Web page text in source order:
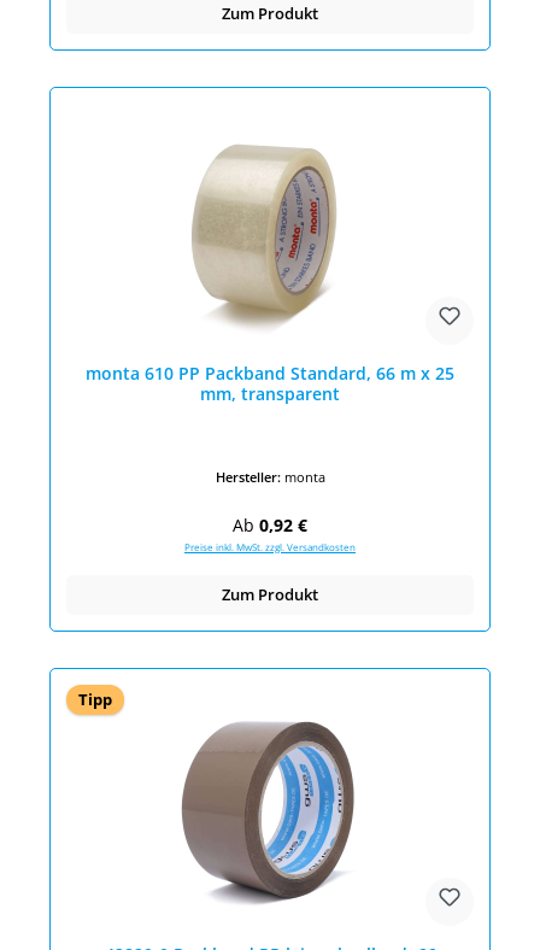
Zum Produkt
monta 610 PP Packband Standard, 66 m x 25
mm, transparent
Hersteller: monta
Regulärer Preis:
Ab 0,92 €
Preise inkl. MwSt. zzgl. Versandkosten
Zum Produkt
Tipp